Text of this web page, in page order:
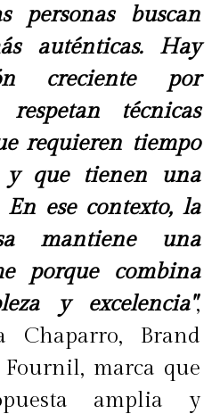
personas buscan
auténticas. Hay
creciente por
técnicas
requieren tiempo
y que tienen una
ese contexto, la
mantiene una
porque combina
y excelencia",
Chaparro, Brand
marca que
amplia y